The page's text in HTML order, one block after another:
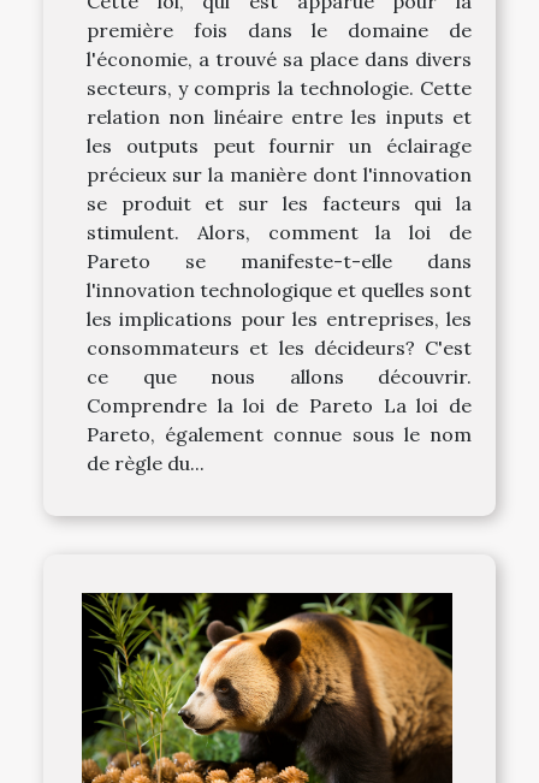
première fois dans le domaine de
l'économie, a trouvé sa place dans divers
secteurs, y compris la technologie. Cette
relation non linéaire entre les inputs et
les outputs peut fournir un éclairage
précieux sur la manière dont l'innovation
se produit et sur les facteurs qui la
stimulent. Alors, comment la loi de
Pareto se manifeste-t-elle dans
l'innovation technologique et quelles sont
les implications pour les entreprises, les
consommateurs et les décideurs? C'est
ce que nous allons découvrir.
Comprendre la loi de Pareto La loi de
Pareto, également connue sous le nom
de règle du...